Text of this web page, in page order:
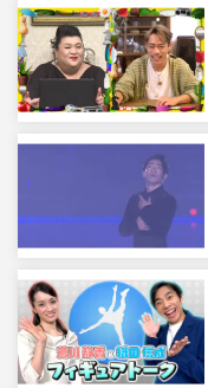
『しゃべくり007』©日本テ
番組情報